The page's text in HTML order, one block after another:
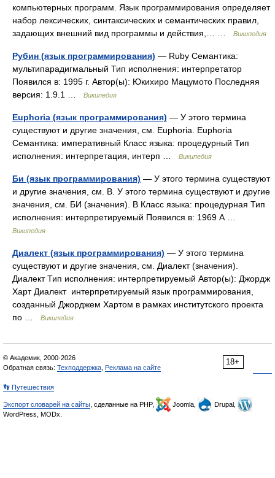
компьютерных программ. Язык программирования определяет
набор лексических, синтаксических и семантических правил,
задающих внешний вид программы и действия,… …
Википедия
Рубин (язык программирования) — Ruby Семантика:
мультипарадигмальный Тип исполнения: интерпретатор
Появился в: 1995 г. Автор(ы): Юкихиро Мацумото Последняя
версия: 1.9.1 …
Википедия
Euphoria (язык программирования) — У этого термина
существуют и другие значения, см. Euphoria. Euphoria
Семантика: императивный Класс языка: процедурный Тип
исполнения: интерпретация, интерп …
Википедия
Би (язык программирования) — У этого термина существуют
и другие значения, см. B. У этого термина существуют и другие
значения, см. БИ (значения). B Класс языка: процедурная Тип
исполнения: интерпретируемый Появился в: 1969 А …
Википедия
Диалект (язык программирования) — У этого термина
существуют и другие значения, см. Диалект (значения).
Диалект Тип исполнения: интерпретируемый Автор(ы): Джордж
Харт Диалект интерпретируемый язык программирования,
созданный Джорджем Хартом в рамках институтского проекта
по …
Википедия
18+
© Академик, 2000-2026
Обратная связь: Техподдержка Реклама на сайте
👣 Путешествия
Экспорт словарей на сайты , сделанные на PHP, Joomla,
Drupal,
WordPress, MODx.